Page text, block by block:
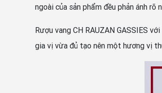
ngoài của sản phẩm đều phản ánh
Rượu vang CH RAUZAN GASSIES
gia vị vừa đủ tạo nên một hương vị